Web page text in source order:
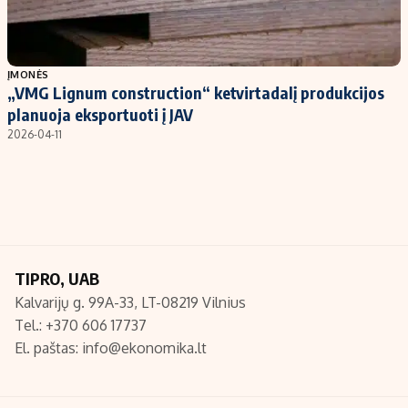
Populiarios temos
Investavimas
Akcijų rinka
Saulės elektrinės
Titulinis
Nedarbo išmokos skaičiuoklė
Indėliai
Redakcija
Apie mus
Redakcijos politika
Privatumo politika
ĮMONĖS
„VMG Lignum construction“ ketvirtadalį produkcijos
planuoja eksportuoti į JAV
2026-04-11
TIPRO, UAB
Kalvarijų g. 99A-33, LT-08219 Vilnius
Tel.: +370 606 17737
El. paštas: info@ekonomika.lt